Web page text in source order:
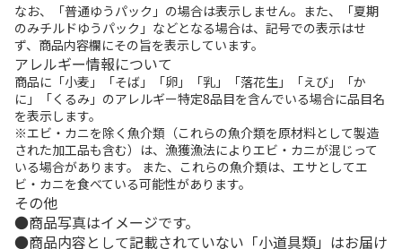
なお、「普通ゆうパック」の場合は表示しません。また、「夏期
のみチルドゆうパック」などとなる場合は、記号での表示はせ
ず、商品内容欄にその旨を表示しています。
アレルギー情報について
商品に「小麦」「そば」「卵」「乳」「落花生」「えび」「か
に」「くるみ」のアレルギー特定8品目を含んでいる場合に品目名
を表示します。
※エビ・カニを除く魚介類（これらの魚介類を原材料として製造
された加工品も含む）は、漁獲漁法によりエビ・カニが混じって
いる場合があります。 また、これらの魚介類は、エサとしてエ
ビ・カニを食べている可能性があります。
その他
商品写真はイメージです。
商品内容として記載されていない「小道具類」はお届け